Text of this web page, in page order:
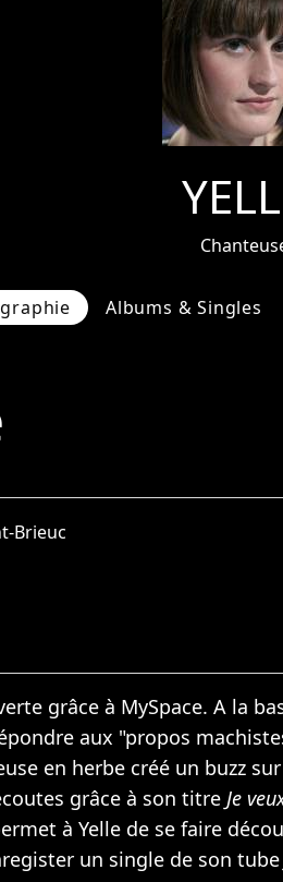
Albums & Singles
Brieuc
grâce à MySpace. A la
aux "propos
en herbe créé un buzz sur
grâce à son titre Je
à Yelle de se faire
un single de son tube